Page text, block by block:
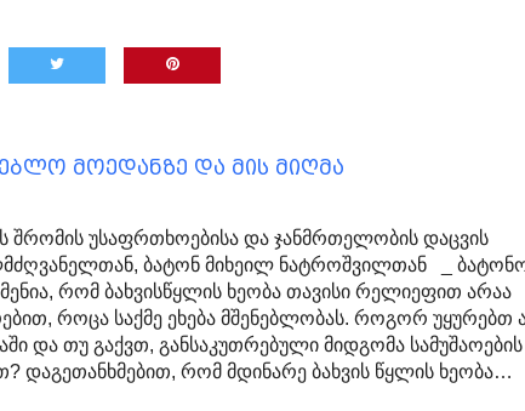
მოედანზე და მის მიღმა
შრომის უსაფრთხოებისა და ჯანმრთელობის დაცვის
ბატონ მიხეილ ნატროშვილთან _
რომ ბახვისწყლის ხეობა თავისი რელიეფით არაა
როცა საქმე ეხება მშენებლობას. როგორ უყურებთ
და თუ გაქვთ, განსაკუთრებული მიდგომა სამუშაოების
დაგეთანხმებით, რომ მდინარე ბახვის წყლის ხეობა…